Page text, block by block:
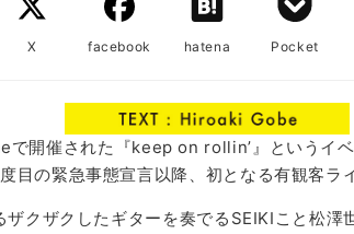
X facebook hatena Pocket
開催された『keep on rollin’』というイ
目の緊急事態宣言以降、初となる有観客ラ
ザクザクしたギターを奏でるSEIKIこと松